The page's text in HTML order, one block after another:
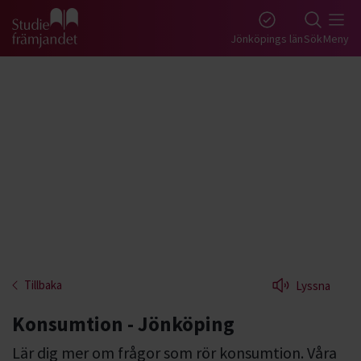
Gå till studiefrämjandets startsida Jönköpings länSökMeny
Tillbaka Lyssna
Konsumtion - Jönköping
Lär dig mer om frågor som rör konsumtion. Våra